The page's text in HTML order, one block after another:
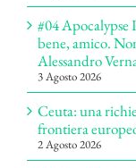
#04 Apocalypse
bene, amico.
Alessandro
3 Agosto 2026
Ceuta: una
frontiera
2 Agosto 2026